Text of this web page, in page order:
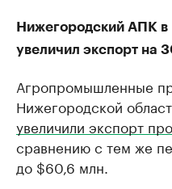
Нижегородский АПК в
увеличил экспорт на
Агропромышленные
Нижегородской
увеличили экспорт
сравнению с тем же
до $60,6 млн.